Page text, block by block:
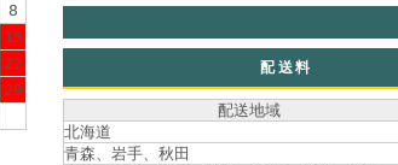
8
15
22
29
配送料
配送地域
北海道
青森、岩手、秋田